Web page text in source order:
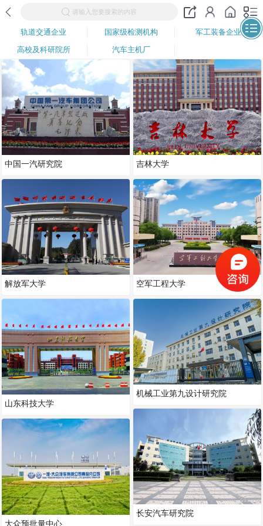
请输入您要搜索的内容
轨道交通企业 国家级检测机构
军工装备企业
高校及科研院所
汽车主机厂
中国一汽研究院
解放军大学
山东科技大学
大众预批量中心
吉林大学
空军工程大学
机械工业第九设计研究院
长安汽车研究院